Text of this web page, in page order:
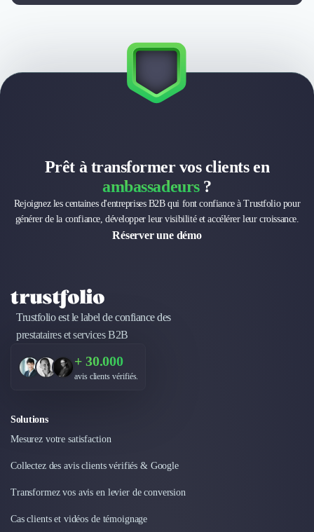
Due Diligence
UX & UI Design
Développement Web
Packaging & Emballages
Téléphonie & Télécommunication
Chatbot
Maintenance et Infogérance
Design Thinking
Stratégie Digitale
Développement Logiciel
Développement d'Application Mobile
Développement E-commerce
Intelligence Artificielle (IA)
Réalité Virtuelle (VR)
Déménagement
Impression
Prêt à transformer vos clients en
ambassadeurs?
Rejoignez les centaines d'entreprises B2B qui font confiance à Trustfolio pour
générer de la confiance, développer leur visibilité et accélérer leur croissance.
Réserver une démo
Trustfolio est le label de confiance des
prestataires et services B2B
+ 30.000
avis clients vérifiés.
Solutions
Mesurez votre satisfaction
Collectez des avis clients vérifiés & Google
Transformez vos avis en levier de conversion
Cas clients et vidéos de témoignage